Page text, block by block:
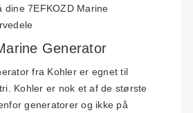
dine 7EFKOZD Marine
Generator
fra Kohler er egnet til
Kohler er nok et af de største
generatorer og ikke på